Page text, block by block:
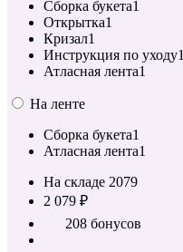
Сборка букета1
Открытка1
Кризал1
Инструкция по уходу1
Атласная лента1
На ленте
Сборка букета1
Атласная лента1
На складе 2079
2 079 ₽
208 бонусов